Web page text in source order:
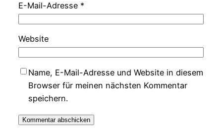
E-Mail-Adresse *
Website
Name, E-Mail-Adresse und Website in diesem
Browser für meinen nächsten Kommentar
speichern.